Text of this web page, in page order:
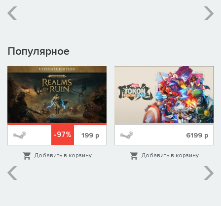
Популярное
-97% 199р
Добавить в корзину
6199 р
Добавить в корзину